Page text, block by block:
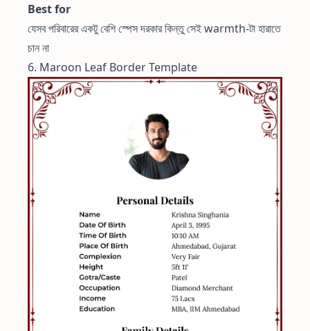
Best for
যেসব পরিবারের একটু বেশি স্পেস দরকার কিন্তু সেই warmth-টা হারাতে
চান না
6. Maroon Leaf Border Template